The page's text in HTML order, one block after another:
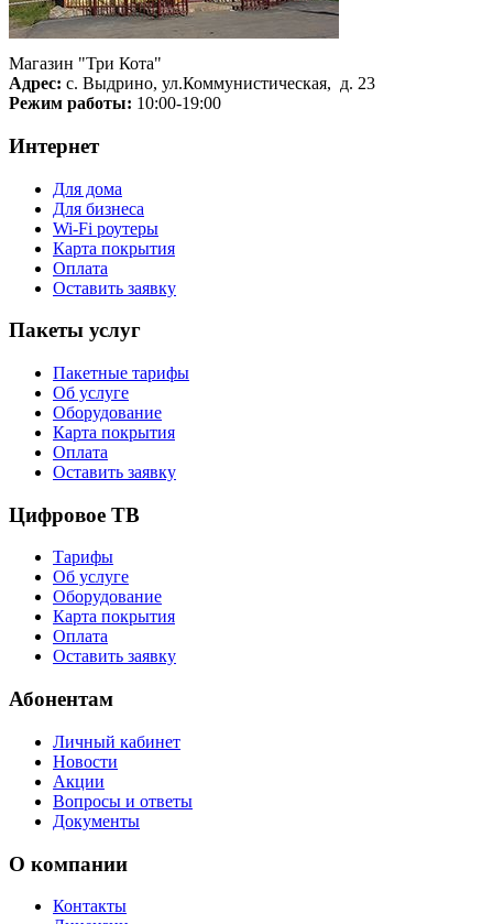
Магазин "Три Кота"
Адрес: с. Выдрино, ул.Коммунистическая, д. 23
Режим работы: 10:00-19:00
Интернет
Для дома
Для бизнеса
Wi-Fi роутеры
Карта покрытия
Оплата
Оставить заявку
Пакеты услуг
Пакетные тарифы
Об услуге
Оборудование
Карта покрытия
Оплата
Оставить заявку
Цифровое ТВ
Тарифы
Об услуге
Оборудование
Карта покрытия
Оплата
Оставить заявку
Абонентам
Личный кабинет
Новости
Акции
Вопросы и ответы
Документы
О компании
Контакты